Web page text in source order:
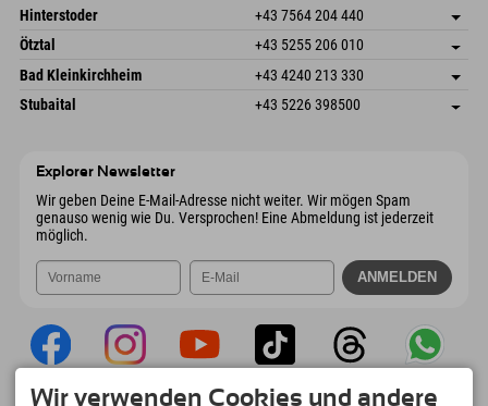
Österreich
Buchen
Schmiedau 2
6272 Kaltenbach im Zillertal
Österreich
Adresse speichern
Anreiseinfos
Buchen
Hinterstoder +43 7564 204 440
Freizeitpark 10
Österreich
Adresse speichern
Buchen
Ötztal +43 5255 206 010
Gscheat 14
6441 Umhausen
Österreich
Adresse speichern
Anreiseinfos
Buchen
Bad Kleinkirchheim +43 4240 213 330
Dorfstraße 24
Adresse speichern
Stubaital +43 5226 398500
Explorer Newsletter
Wir geben Deine E-Mail-Adresse nicht weiter. Wir mögen Spam
genauso wenig wie Du. Versprochen! Eine Abmeldung ist jederzeit
möglich.
Wir verwenden Cookies und andere